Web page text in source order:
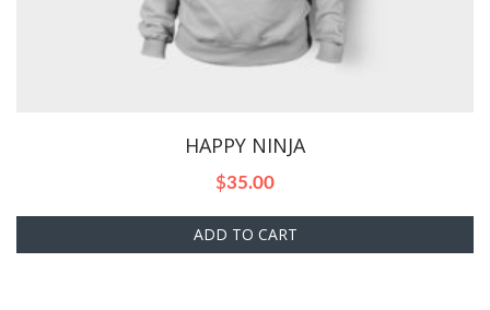
HAPPY NINJA
$35.00
ADD TO CART